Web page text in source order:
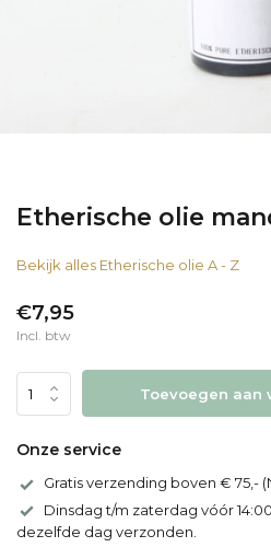
Etherische olie
Bekijk alles Etherische olie A - Z
€7,95
Incl. btw
Toevoegen aan
Onze service
Gratis verzending boven € 75,-
Dinsdag t/m zaterdag vóór
dezelfde dag verzonden.